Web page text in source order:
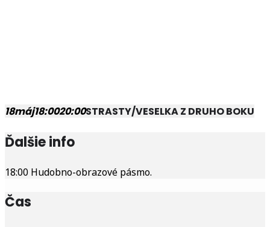
18máj18:0020:00STRASTY/VESELKA Z DRUHO BOKU
Ďalšie info
18:00 Hudobno-obrazové pásmo.
Čas